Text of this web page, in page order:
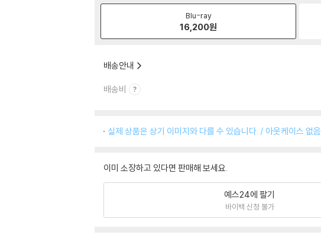
Blu-ray
16,200원
배송안내
배송비
실제 상품은 상기 이미지와 다를 수 있습니다. / 아웃케이스 없음
이미 소장하고 있다면 판매해 보세요.
예스24에 팔기
바이백 신청 불가